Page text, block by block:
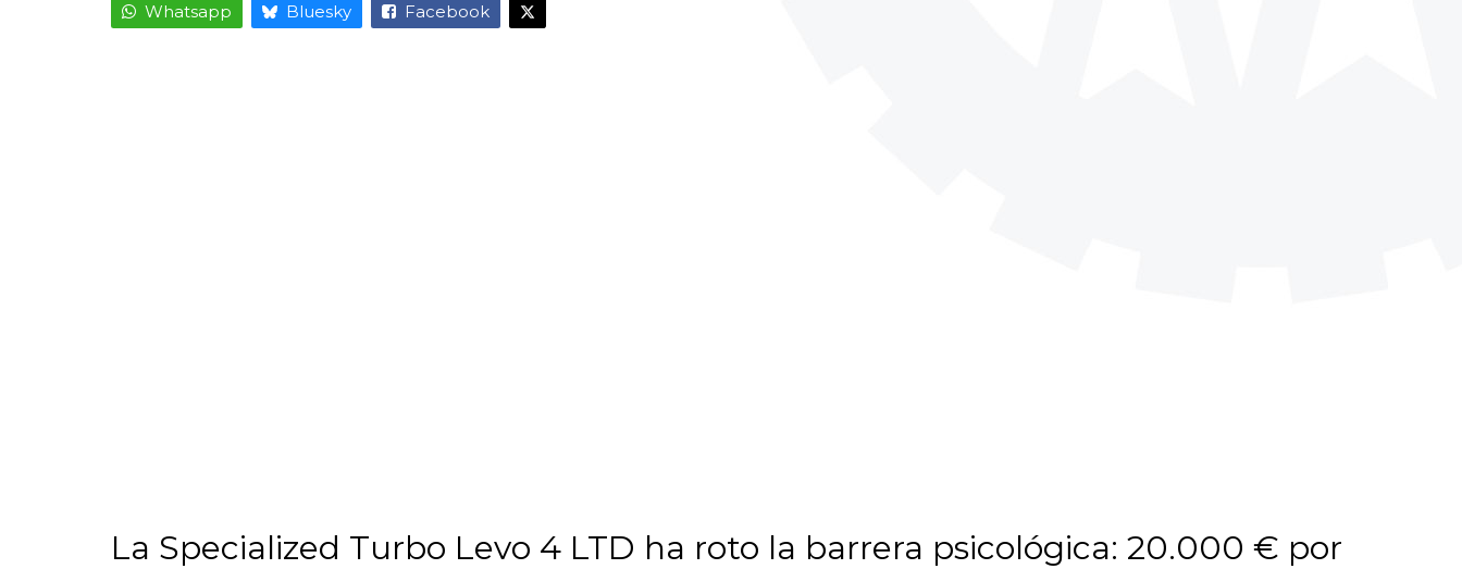
Whatsapp Bluesky Facebook
La Specialized Turbo Levo 4 LTD ha roto la barrera psicológica: 20.000 € por